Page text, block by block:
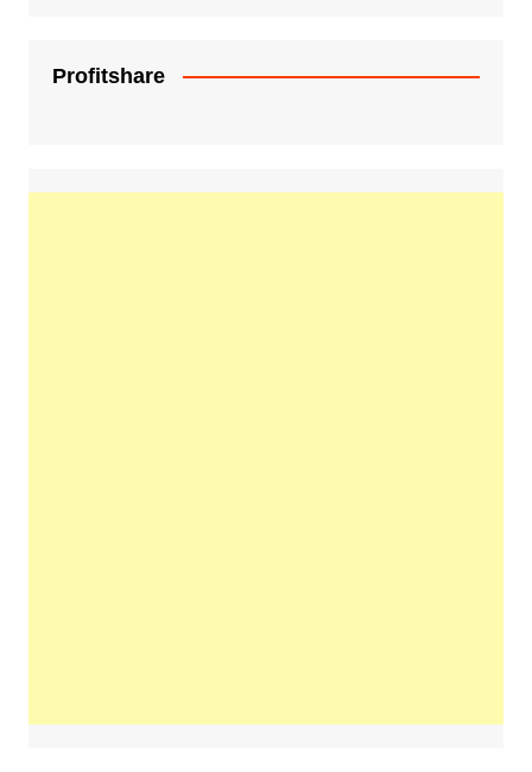
Profitshare